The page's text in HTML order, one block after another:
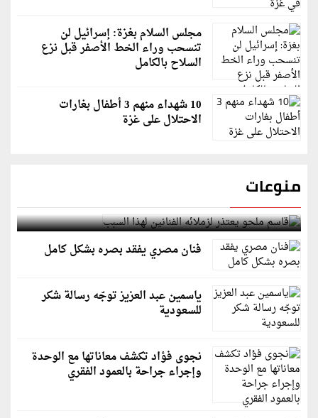
مجلس السلام بغزة: إسرائيل لن
تنسحب وراء الخط الأصفر قبل نزع
السلاح بالكامل
10 شهداء منهم 3 أطفال بغارات
الاحتلال على غزة
منوعات
قاسم ملحو يعتذر لزملائه الفنانين لهذا السبب
فنان مصري يفقد بصره بشكل كامل
ياسمين عبد العزيز توجّه رسالة شكر
للسعودية
نجوى فؤاد تكشف معاناتها مع الوحدة
وإجراء جراحة بالعمود الفقري